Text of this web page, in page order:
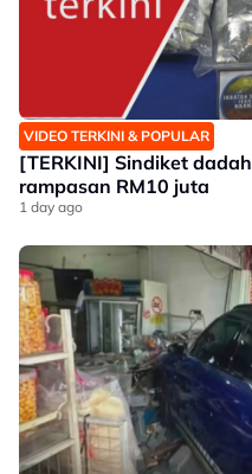
VIDEO TERKINI & POPULAR
[TERKINI] Sindiket
rampasan RM10 juta
1 day ago